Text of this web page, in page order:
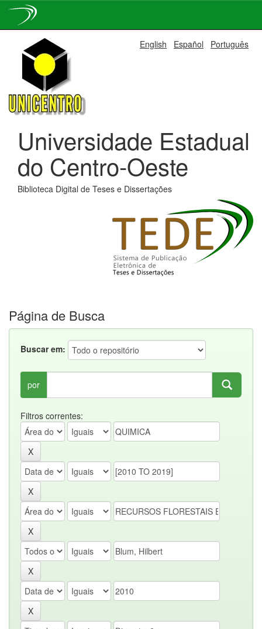
navigation
English Español Português
Universidade Estadual
do Centro-Oeste
Biblioteca Digital de Teses e Dissertações
Página de Busca
Buscar em:
por
Filtros correntes: